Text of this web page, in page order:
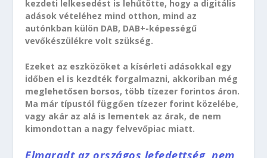
kezdeti lelkesedést is lehűtötte, hogy a digitális
adások vételéhez mind otthon, mind az
autónkban külön DAB, DAB+-képességű
vevőkészülékre volt szükség.
Ezeket az eszközöket a kísérleti adásokkal egy
időben el is kezdték forgalmazni, akkoriban még
meglehetősen borsos, több tízezer forintos áron.
Ma már típustól függően tízezer forint közelébe,
vagy akár az alá is lementek az árak, de nem
kimondottan a nagy felvevőpiac miatt.
Elmaradt az országos lefedettség, nem